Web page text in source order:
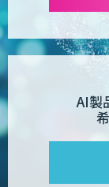
AI製